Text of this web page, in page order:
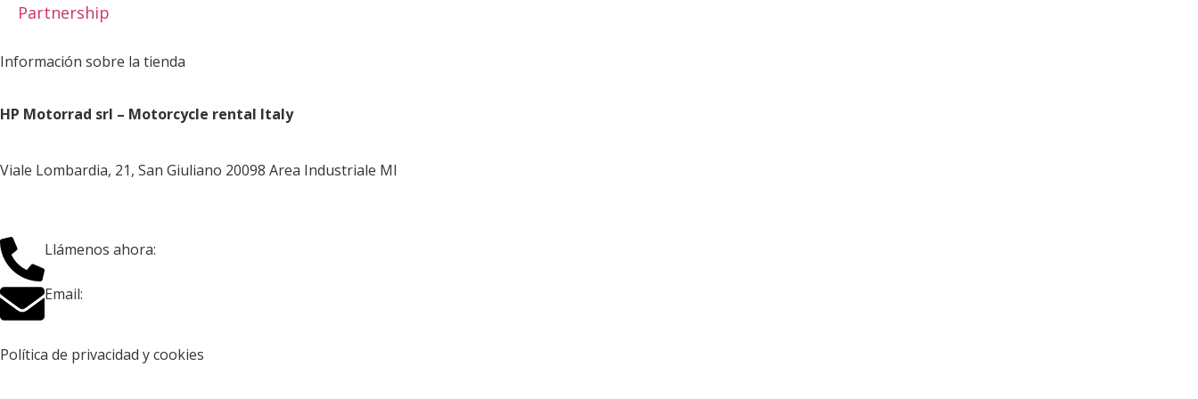
Partnership
Información sobre la tienda
HP Motorrad srl – Motorcycle rental Italy
Viale Lombardia, 21, San Giuliano 20098 Area Industriale MI
Llámenos ahora:
Email:
Política de privacidad y cookies